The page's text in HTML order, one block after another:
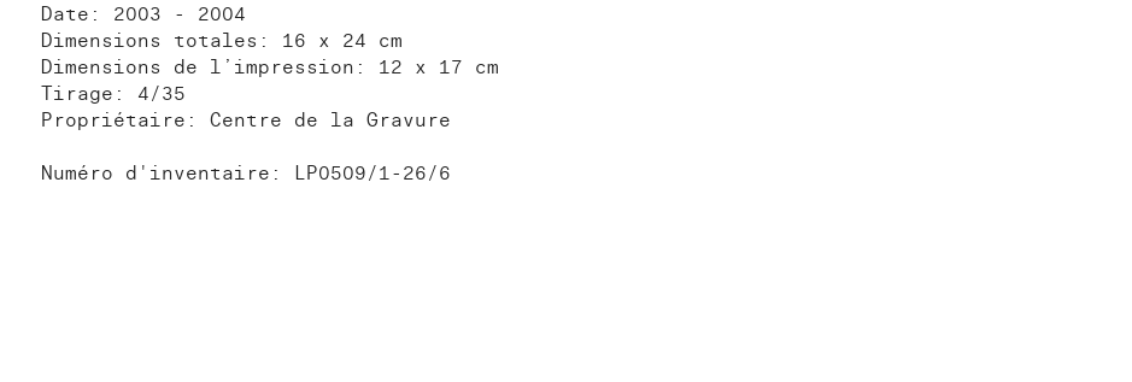
Date: 2003 - 2004
Dimensions totales: 16 x 24 cm
Dimensions de l’impression: 12 x 17 cm
Tirage: 4/35
Propriétaire: Centre de la Gravure
Numéro d'inventaire: LP0509/1-26/6